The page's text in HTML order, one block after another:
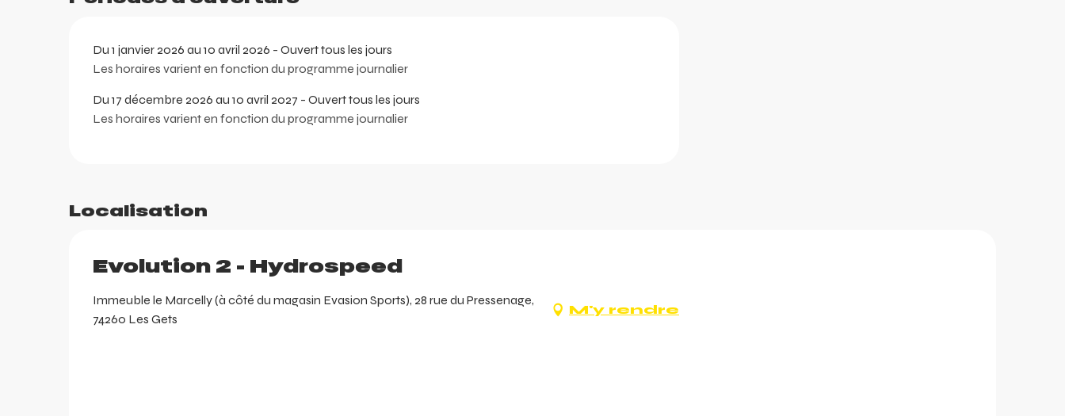
Du 1 janvier 2026 au 10 avril 2026 - Ouvert tous les jours
Les horaires varient en fonction du programme journalier
Du 17 décembre 2026 au 10 avril 2027 - Ouvert tous les jours
Les horaires varient en fonction du programme journalier
Localisation
Evolution 2 - Hydrospeed
Immeuble le Marcelly (à côté du magasin Evasion Sports), 28 rue du Pressenage,
74260 Les Gets
M'y rendre